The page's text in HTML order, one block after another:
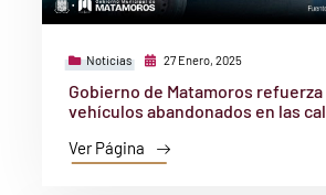
Noticias 27 Enero, 2025
Gobierno de Matamoros
vehículos abandonados en las
Ver Página